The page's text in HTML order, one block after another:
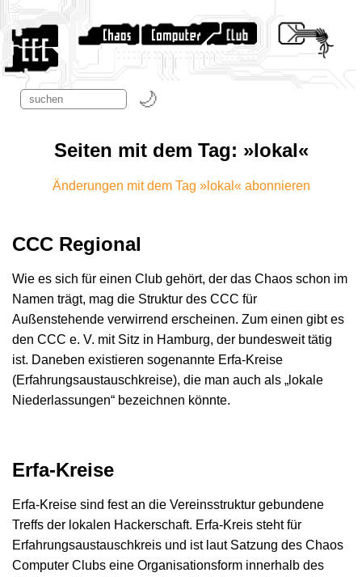
Seiten mit dem Tag: »lokal«
Änderungen mit dem Tag »lokal« abonnieren
CCC Regional
Wie es sich für einen Club gehört, der das Chaos schon im
Namen trägt, mag die Struktur des CCC für
Außenstehende verwirrend erscheinen. Zum einen gibt es
den CCC e. V. mit Sitz in Hamburg, der bundesweit tätig
ist. Daneben existieren sogenannte Erfa-Kreise
(Erfahrungsaustauschkreise), die man auch als „lokale
Niederlassungen“ bezeichnen könnte.
Erfa-Kreise
Erfa-Kreise sind fest an die Vereinsstruktur gebundene
Treffs der lokalen Hackerschaft. Erfa-Kreis steht für
Erfahrungsaustauschkreis und ist laut Satzung des Chaos
Computer Clubs eine Organisationsform innerhalb des